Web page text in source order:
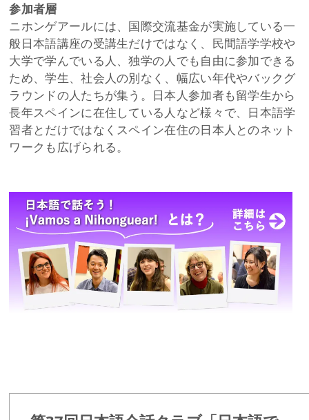
参加者層
ニホンゲアールには、国際交流基金が実施している一
般日本語講座の受講生だけではなく、民間語学学校や
大学で学んでいる人、独学の人でも自由に参加できる
ため、学生、社会人の別なく、幅広い年代やバックグ
ラウンドの人たちが集う。日本人参加者も留学生から
長年スペインに在住している人など様々で、日本語学
習者とだけではなくスペイン在住の日本人とのネット
ワークも広げられる。